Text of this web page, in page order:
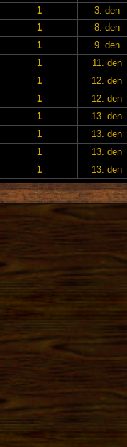
1
3. den
1
8. den
1
9. den
1
11. den
1
12. den
1
12. den
1
13. den
1
13. den
1
13. den
1 13. den